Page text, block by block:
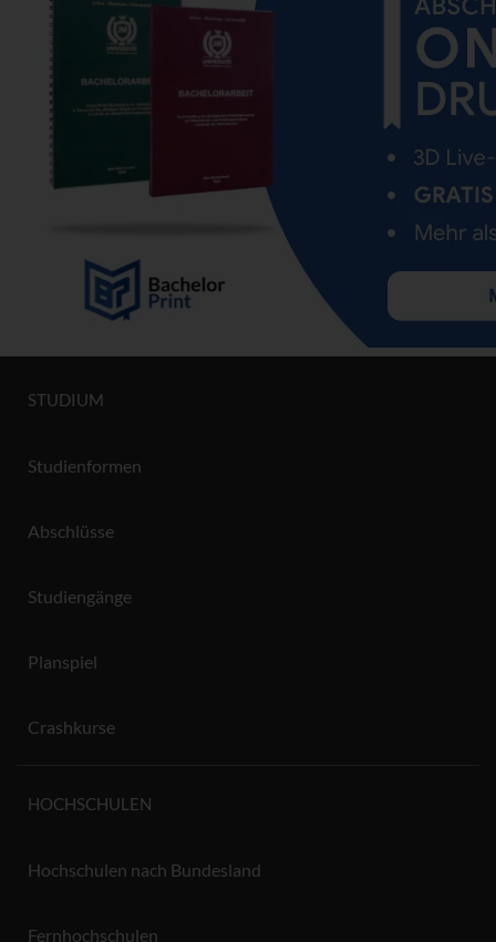
STUDIUM
Studienformen
Abschlüsse
Studiengänge
Planspiel
Crashkurse
HOCHSCHULEN
Hochschulen nach Bundesland
Fernhochschulen